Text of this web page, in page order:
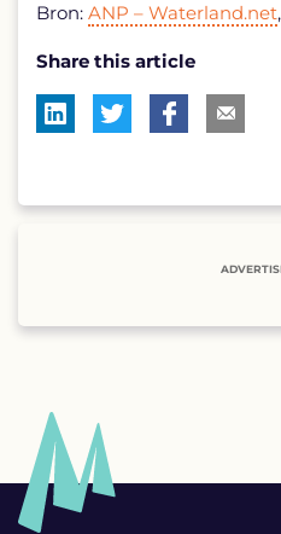
Bron: ANP – Waterland.net
Share this article